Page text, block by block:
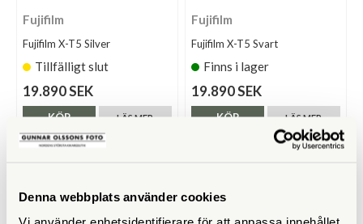
Denna webbplats använder cookies
Fujifilm
Fujifilm X-T5 Silver
Tillfälligt slut
19.890 SEK
LÄS MER
KÖP
Fujifilm
Fujifilm X-T5 Svart
Finns i lager
19.890 SEK
LÄS MER
KÖP